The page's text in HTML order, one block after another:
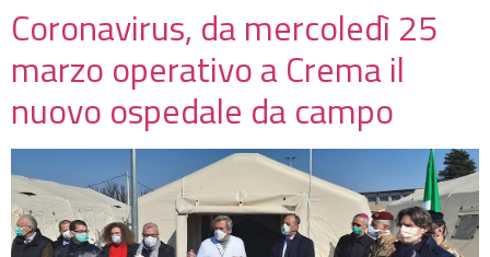
Coronavirus, da mercoledì 25
marzo operativo a Crema il
nuovo ospedale da campo